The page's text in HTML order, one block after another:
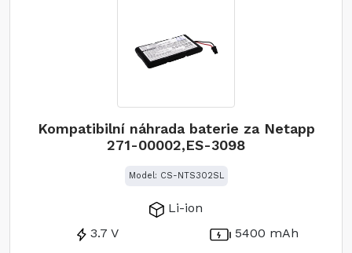
Kompatibilní náhrada baterie za Netapp
271-00002,ES-3098
Model: CS-NTS302SL
Li-ion
3.7 V
5400 mAh